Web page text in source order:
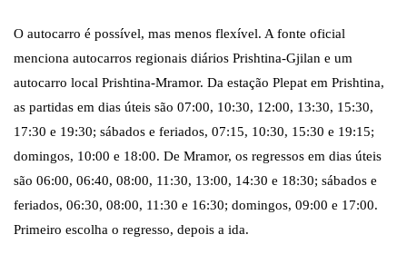
O autocarro é possível, mas menos flexível. A fonte oficial
menciona autocarros regionais diários Prishtina-Gjilan e um
autocarro local Prishtina-Mramor. Da estação Plepat em Prishtina,
as partidas em dias úteis são 07:00, 10:30, 12:00, 13:30, 15:30,
17:30 e 19:30; sábados e feriados, 07:15, 10:30, 15:30 e 19:15;
domingos, 10:00 e 18:00. De Mramor, os regressos em dias úteis
são 06:00, 06:40, 08:00, 11:30, 13:00, 14:30 e 18:30; sábados e
feriados, 06:30, 08:00, 11:30 e 16:30; domingos, 09:00 e 17:00.
Primeiro escolha o regresso, depois a ida.